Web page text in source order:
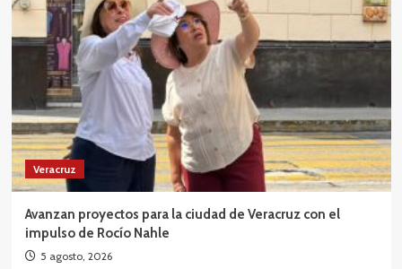
Veracruz
Avanzan proyectos para la ciudad de Veracruz con el
impulso de Rocío Nahle
5 agosto, 2026